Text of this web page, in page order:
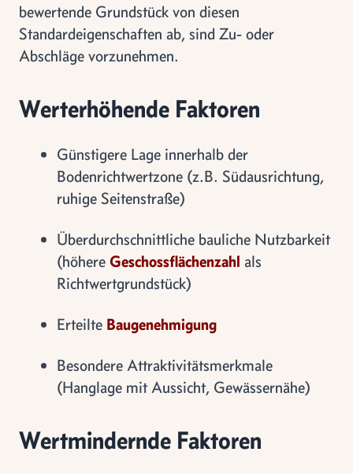
bewertende Grundstück von diesen
Standardeigenschaften ab, sind Zu- oder
Abschläge vorzunehmen.
Werterhöhende Faktoren
Günstigere Lage innerhalb der
Bodenrichtwertzone (z.B. Südausrichtung,
ruhige Seitenstraße)
Überdurchschnittliche bauliche Nutzbarkeit
(höhere Geschossflächenzahl als
Richtwertgrundstück)
Erteilte Baugenehmigung
Besondere Attraktivitätsmerkmale
(Hanglage mit Aussicht, Gewässernähe)
Wertmindernde Faktoren